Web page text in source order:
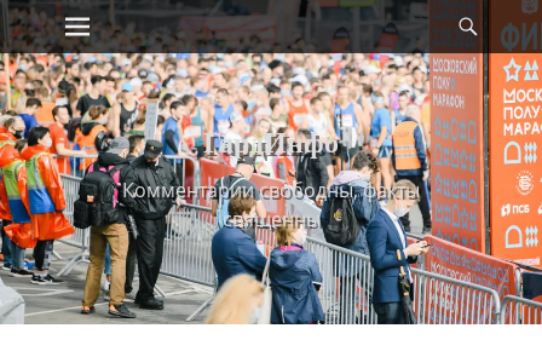
Skip
to
content
Primary Menu
ГардИнфо
Комментарии свободны, факты
священны